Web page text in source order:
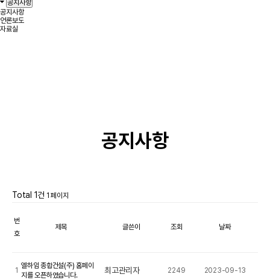
공지사항
공지사항
언론보도
자료실
공지사항
Total 1건 1 페이지
번
호
제목 글쓴이 조회 날짜
1
엘하임 종합건설(주) 홈페이
지를 오픈하였습니다.
최고관리자 2249 2023-09-13